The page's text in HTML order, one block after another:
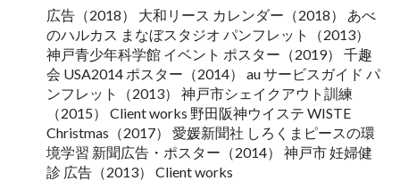
広告（2018） 大和リース カレンダー（2018） あべ
のハルカス まなぼスタジオ パンフレット（2013）
神戸青少年科学館 イベント ポスター（2019） 千趣
会 USA2014 ポスター（2014） au サービスガイド パ
ンフレット（2013） 神戸市シェイクアウト訓練
（2015） Client works 野田阪神ウイステ WISTE
Christmas（2017） 愛媛新聞社 しろくまピースの環
境学習 新聞広告・ポスター（2014） 神戸市 妊婦健
診 広告（2013） Client works